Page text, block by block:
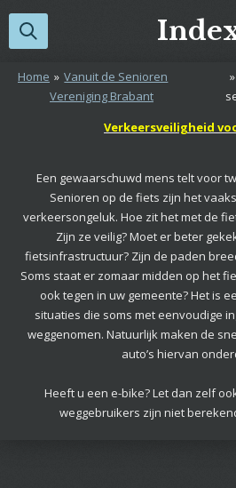
Ga
direct
de
hoofdinhoud
Home » Vanuit de Senioren
Vereniging Brabant
»
Verkeersveiligheid
Een gewaarschuwd mens telt voor
Senioren op de fiets zijn het
verkeersongeluk. Hoe zit het met de
Zijn ze veilig? Moet er beter
fietsinfrastructuur? Zijn de paden
Soms staat er zomaar midden op het
ook tegen in uw gemeente? Het is
situaties die soms met eenvoudige
weggenomen. Natuurlijk maken de
auto’s hiervan
Heeft u een e-bike? Let dan zelf
weggebruikers zijn niet